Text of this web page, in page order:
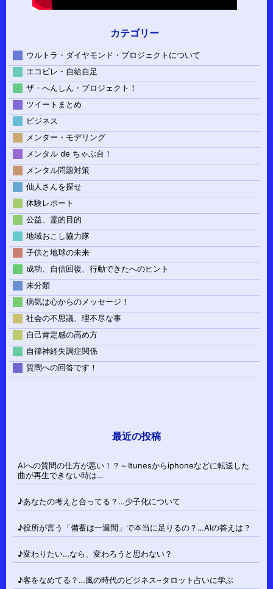
カテゴリー
ウルトラ・ダイヤモンド・プロジェクトについて
エコビレ・自給自足
ザ・へんしん・プロジェクト！
ツイートまとめ
ビジネス
メンター・モデリング
メンタル de ちゃぶ台！
メンタル問題対策
仙人さんを探せ
体験レポート
公益、霊的目的
地域おこし協力隊
子供と地球の未来
成功、自信回復、行動できたへのヒント
未分類
病気は心からのメッセージ！
社会の不思議、理不尽な事
自己肯定感の高め方
自律神経失調症関係
質問への回答です！
最近の投稿
AIへの質問の仕方が悪い！？～Itunesからiphoneなどに転送した
曲が再生できない時は…
♪あなたの考えと合ってる？…少子化について
♪役所が言う「備蓄は一週間」で本当に足りるの？…AIの答えは？
♪変わりたい…なら、変わろうと思わない？
♪客をなめてる？…風の時代のビジネス~タロット占いに学ぶ